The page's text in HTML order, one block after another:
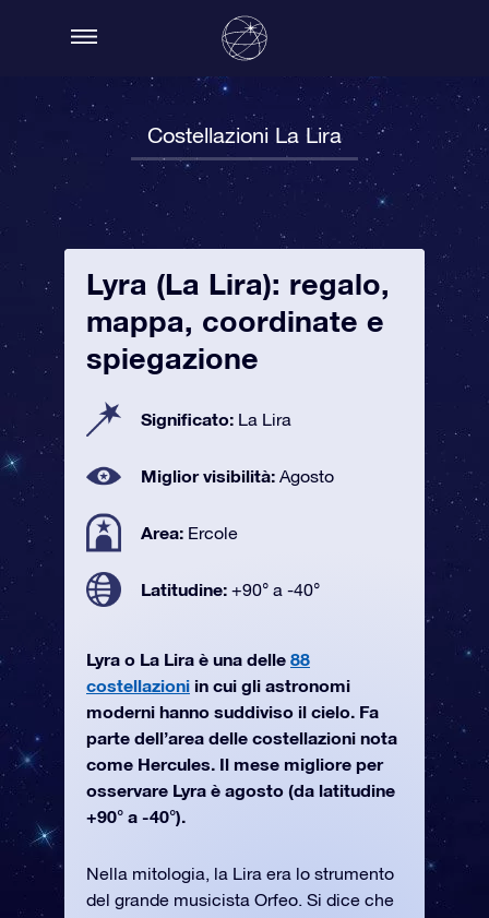
Costellazioni La Lira
Lyra (La Lira): regalo,
mappa, coordinate e
spiegazione
Significato: La Lira
Miglior visibilità: Agosto
Area: Ercole
Latitudine: +90° a -40°
Lyra o La Lira è una delle 88
costellazioni in cui gli astronomi
moderni hanno suddiviso il cielo. Fa
parte dell’area delle costellazioni nota
come Hercules. Il mese migliore per
osservare Lyra è agosto (da latitudine
+90° a -40°).
Nella mitologia, la Lira era lo strumento
del grande musicista Orfeo. Si dice che